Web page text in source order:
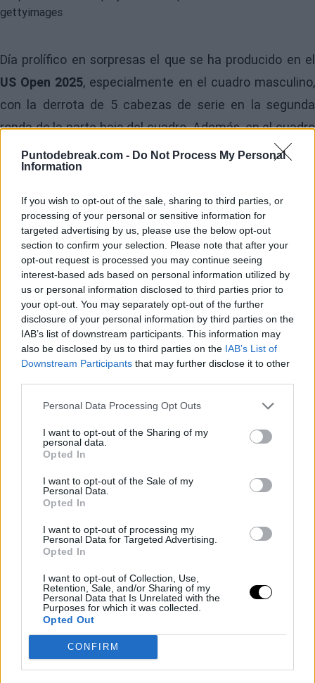
Puntodebreak.com - Do Not Process My Personal
Information
If you wish to opt-out of the sale, sharing to third parties, or
processing of your personal or sensitive information for
targeted advertising by us, please use the below opt-out
section to confirm your selection. Please note that after your
opt-out request is processed you may continue seeing
interest-based ads based on personal information utilized by
us or personal information disclosed to third parties prior to
your opt-out. You may separately opt-out of the further
disclosure of your personal information by third parties on the
IAB’s list of downstream participants. This information may
also be disclosed by us to third parties on the IAB’s List of
Downstream Participants that may further disclose it to other
Personal Data Processing Opt Outs
I want to opt-out of the Sharing of my
personal data.
Opted In
I want to opt-out of the Sale of my
Personal Data.
Opted In
I want to opt-out of processing my
Personal Data for Targeted Advertising.
Opted In
I want to opt-out of Collection, Use,
Retention, Sale, and/or Sharing of my
Personal Data that Is Unrelated with the
Purposes for which it was collected.
Opted Out
CONFIRM
Día prolífico en sorpresas el que se ha producido en el
US Open 2025, especialmente en el cuadro masculino,
con la derrota de 5 cabezas de serie en la segunda
ronda de la parte baja del cuadro. Además, en el cuadro
femenino 4 mujeres preclasificadas entre las 32
mejores del mundo también se vieron apeadas del
torneo.
- Cabezas de serie caídos en la jornada del miércoles
27 de agosto en el US Open 2025
McCartney Kessler
Liudmila Samsonova
Belinda Bencic
Jelena Ostapenko
Holger Rune
Jakub Mensik
Brandon Nakashima